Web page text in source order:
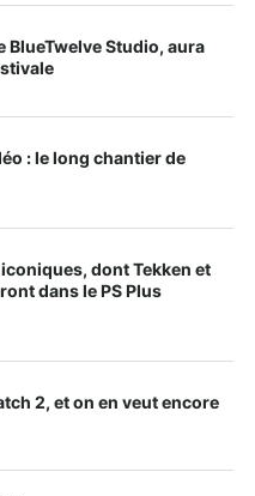
BlueTwelve Studio, aura
: le long chantier de
dont Tekken et
dans le PS Plus
2, et on en veut encore